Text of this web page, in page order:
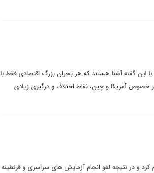
این گفته آشنا هستند که هر بحران بزرگ اقتصادی فقط با
آمریکا و چین، نقاط اختلاف و درگیری زیادی
کرد و در نتیجه لغو انجام آزمایش های سراسری و قرنطینه